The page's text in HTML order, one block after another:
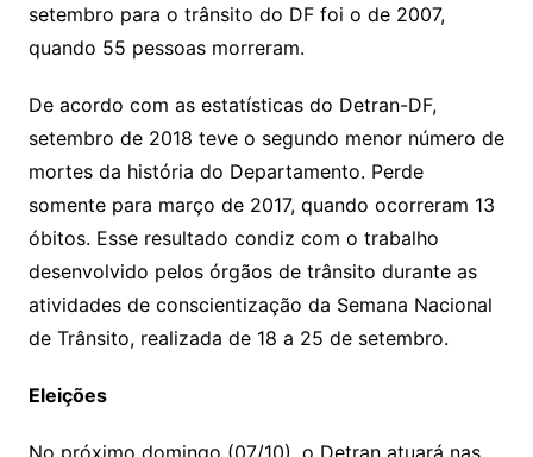
setembro para o trânsito do DF foi o de 2007,
quando 55 pessoas morreram.
De acordo com as estatísticas do Detran-DF,
setembro de 2018 teve o segundo menor número de
mortes da história do Departamento. Perde
somente para março de 2017, quando ocorreram 13
óbitos. Esse resultado condiz com o trabalho
desenvolvido pelos órgãos de trânsito durante as
atividades de conscientização da Semana Nacional
de Trânsito, realizada de 18 a 25 de setembro.
Eleições
No próximo domingo (07/10), o Detran atuará nas